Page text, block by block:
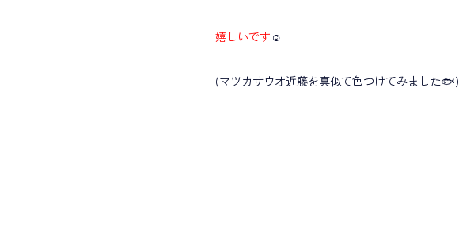
嬉しいです☺️
(マツカサウオ近藤を真似て色つけてみました🐟)